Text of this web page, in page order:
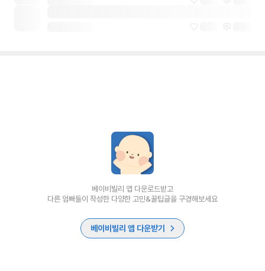
베이비빌리 앱 다운로드받고
다른 엄빠들이 작성한 다양한 고민&꿀팁글을 구경해보세요
베이비빌리 앱 다운받기